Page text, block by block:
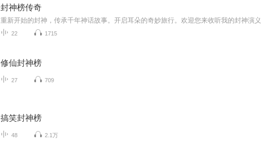
封神榜传奇
重新开始的封神，传承千年神话故事。开启耳朵的奇妙旅行。欢迎您来收听我的封神演义
22 1715
修仙封神榜
27 709
搞笑封神榜
48 2.1万